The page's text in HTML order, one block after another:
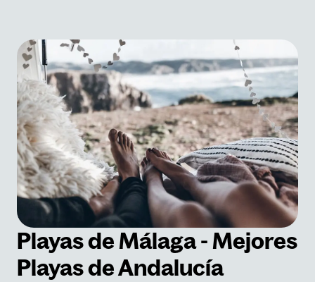
Playas de Málaga - Mejores
Playas de Andalucía